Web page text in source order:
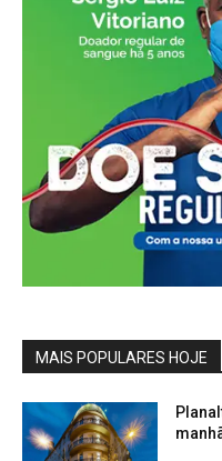
MAIS POPULARES HOJE